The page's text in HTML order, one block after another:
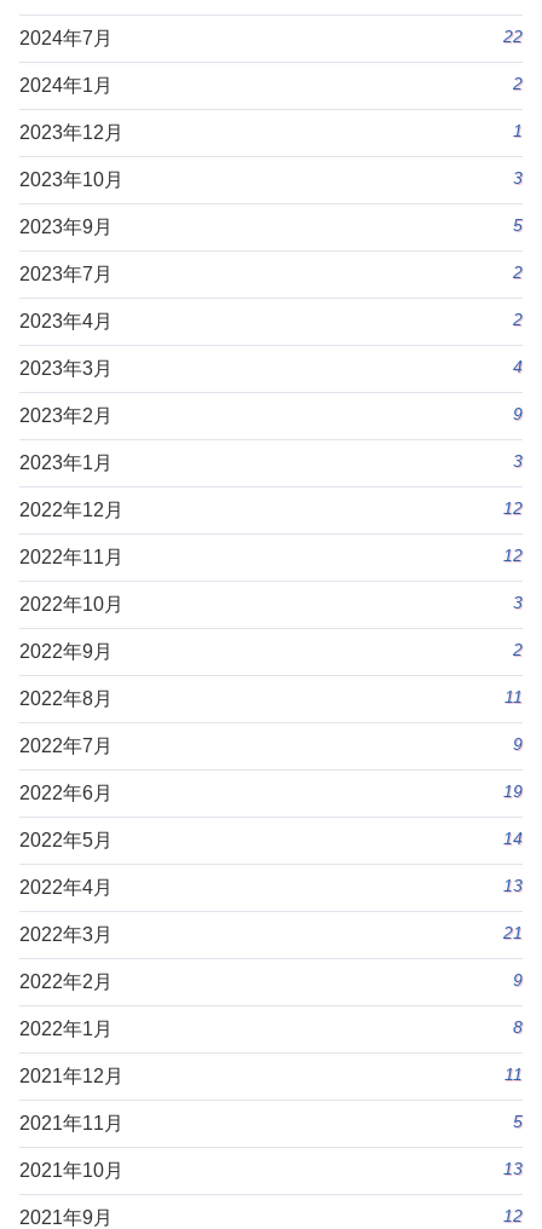
2024年7月 22
2024年1月 2
2023年12月 1
2023年10月 3
2023年9月 5
2023年7月 2
2023年4月 2
2023年3月 4
2023年2月 9
2023年1月 3
2022年12月 12
2022年11月 12
2022年10月 3
2022年9月 2
2022年8月 11
2022年7月 9
2022年6月 19
2022年5月 14
2022年4月 13
2022年3月 21
2022年2月 9
2022年1月 8
2021年12月 11
2021年11月 5
2021年10月 13
2021年9月 12